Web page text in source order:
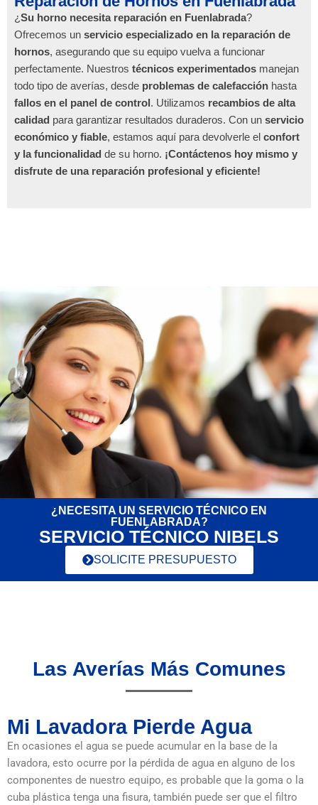
¿Su horno necesita reparación en Fuenlabrada?
Ofrecemos un servicio especializado en la reparación de
hornos, asegurando que su equipo vuelva a funcionar
perfectamente. Nuestros técnicos experimentados manejan
todo tipo de averías, desde problemas de calefacción hasta
fallos en el panel de control. Utilizamos recambios de alta
calidad para garantizar resultados duraderos. Con un servicio
económico y fiable, estamos aquí para devolverle el confort
y la funcionalidad de su horno. ¡Contáctenos hoy mismo y
disfrute de una reparación profesional y eficiente!
¿NECESITA UN SERVICIO TÉCNICO EN
FUENLABRADA?
SERVICIO TÉCNICO NIBELS
SOLICITE PRESUPUESTO
Las Averías Más Comunes
Mi Lavadora Pierde Agua
En ocasiones el agua se puede acumular en la base de la
lavadora, esto ocurre por la pérdida de agua en alguno de los
componentes de nuestro equipo, es probable que la goma o la
cuba plástica tenga una fisura, también puede ser que el filtro